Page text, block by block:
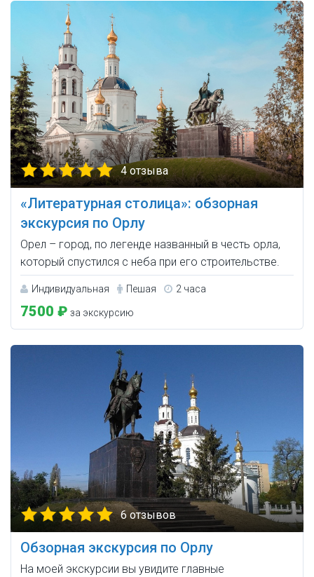
4 отзыва
«Литературная столица»: обзорная
экскурсия по Орлу
Орел – город, по легенде названный в честь орла,
который спустился с неба при его строительстве.
Индивидуальная Пешая 2 часа
7500 ₽ за экскурсию
6 отзывов
Обзорная экскурсия по Орлу
На моей экскурсии вы увидите главные